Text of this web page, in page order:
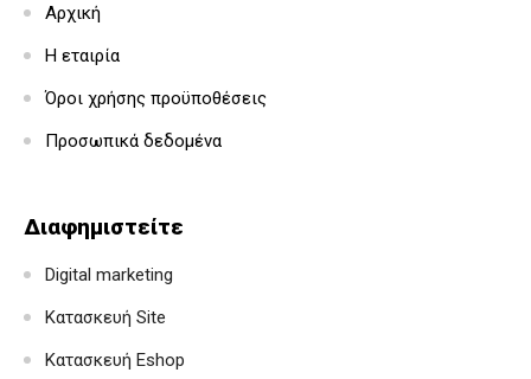
Αρχική
Η εταιρία
Όροι χρήσης προϋποθέσεις
Προσωπικά δεδομένα
Διαφημιστείτε
Digital marketing
Κατασκευή Site
Κατασκευή Eshop